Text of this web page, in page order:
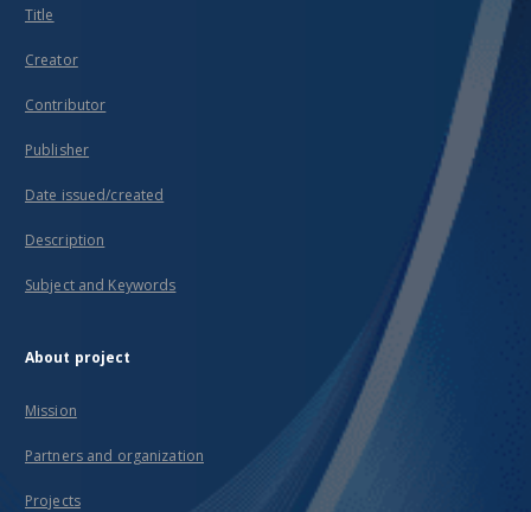
Title
Creator
Contributor
Publisher
Date issued/created
Description
Subject and Keywords
About project
Mission
Partners and organization
Projects